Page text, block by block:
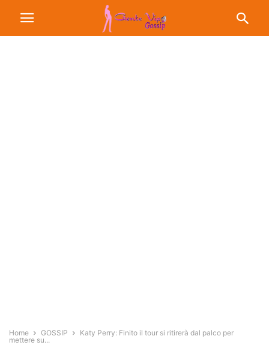
Home GOSSIP
Katy Perry: Finito il tour si ritirerà dal palco per
mettere su...